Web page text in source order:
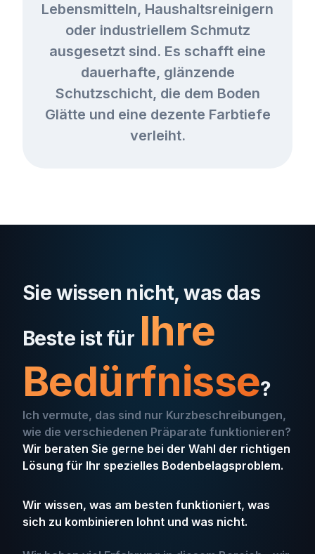
Lebensmitteln, Haushaltsreinigern
oder industriellem Schmutz
ausgesetzt sind. Es schafft eine
dauerhafte, glänzende
Schutzschicht, die dem Boden
Glätte und eine dezente Farbtiefe
verleiht.
Sie wissen nicht, was das
Beste ist für Ihre
Bedürfnisse?
Ich vermute, das sind nur Kurzbeschreibungen,
wie die verschiedenen Präparate funktionieren?
Wir beraten Sie gerne bei der Wahl der richtigen
Lösung für Ihr spezielles Bodenbelagsproblem.
Wir wissen, was am besten funktioniert, was
sich zu kombinieren lohnt und was nicht.